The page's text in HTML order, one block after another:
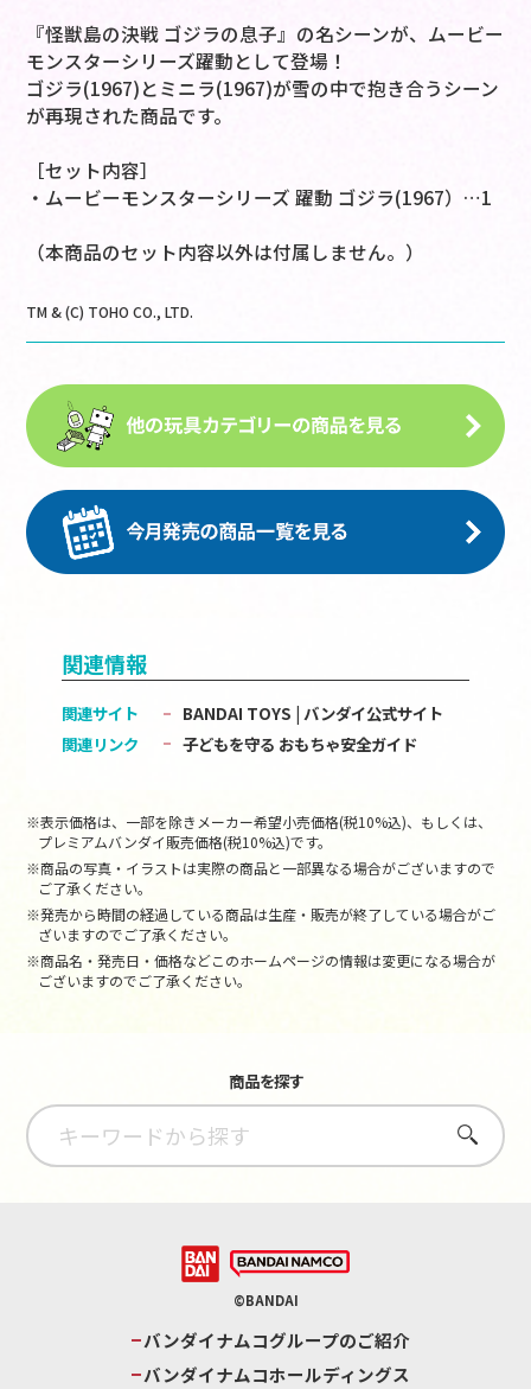
『怪獣島の決戦 ゴジラの息子』の名シーンが、ムービー
モンスターシリーズ躍動として登場！
ゴジラ(1967)とミニラ(1967)が雪の中で抱き合うシーン
が再現された商品です。
［セット内容］
・ムービーモンスターシリーズ 躍動 ゴジラ(1967）…1
（本商品のセット内容以外は付属しません。）
TM & (C) TOHO CO., LTD.
関連情報
関連サイト
BANDAI TOYS | バンダイ公式サイト
関連リンク
子どもを守る おもちゃ安全ガイド
※表示価格は、一部を除きメーカー希望小売価格(税10%込)、もしくは、
プレミアムバンダイ販売価格(税10%込)です。
※商品の写真・イラストは実際の商品と一部異なる場合がございますので
ご了承ください。
※発売から時間の経過している商品は生産・販売が終了している場合がご
ざいますのでご了承ください。
※商品名・発売日・価格などこのホームページの情報は変更になる場合が
ございますのでご了承ください。
商品を探す
さがす
©BANDAI
バンダイナムコグループのご紹介
バンダイナムコホールディングス